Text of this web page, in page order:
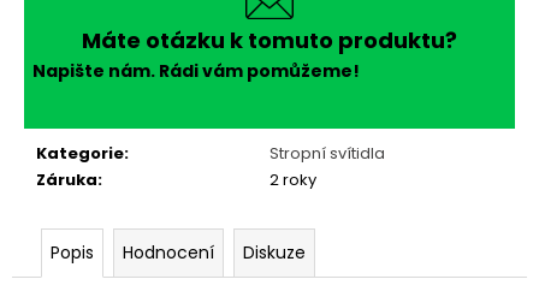
Máte otázku k tomuto produktu?
Napište nám. Rádi vám pomůžeme!
Kategorie:
Stropní svítidla
Záruka: 2 roky
Popis Hodnocení Diskuze